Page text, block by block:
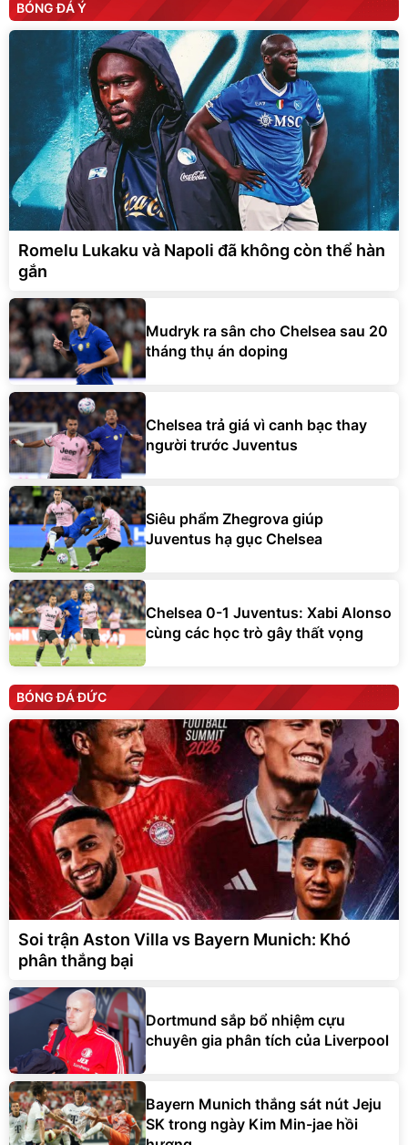
BÓNG ĐÁ Ý
Romelu Lukaku và Napoli đã không còn thể hàn
gắn
Mudryk ra sân cho Chelsea sau 20
tháng thụ án doping
Chelsea trả giá vì canh bạc thay
người trước Juventus
Siêu phẩm Zhegrova giúp
Juventus hạ gục Chelsea
Chelsea 0-1 Juventus: Xabi Alonso
cùng các học trò gây thất vọng
BÓNG ĐÁ ĐỨC
Soi trận Aston Villa vs Bayern Munich: Khó
phân thắng bại
Dortmund sắp bổ nhiệm cựu
chuyên gia phân tích của Liverpool
Bayern Munich thắng sát nút Jeju
SK trong ngày Kim Min-jae hồi